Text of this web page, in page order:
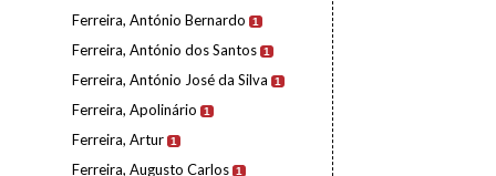
Ferreira, António Bernardo 1
Ferreira, António dos Santos 1
Ferreira, António José da Silva 1
Ferreira, Apolinário 1
Ferreira, Artur 1
Ferreira, Augusto Carlos 1